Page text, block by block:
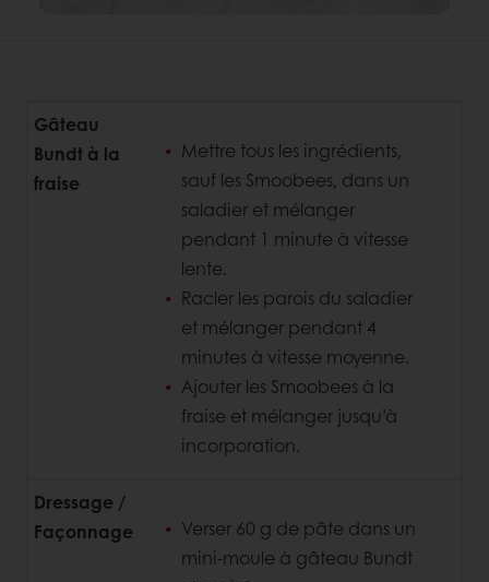
Gâteau
Bundt à la
fraise
Mettre tous les ingrédients,
sauf les Smoobees, dans un
saladier et mélanger
pendant 1 minute à vitesse
lente.
Racler les parois du saladier
et mélanger pendant 4
minutes à vitesse moyenne.
Ajouter les Smoobees à la
fraise et mélanger jusqu’à
incorporation.
Dressage /
Façonnage
Verser 60 g de pâte dans un
mini-moule à gâteau Bundt